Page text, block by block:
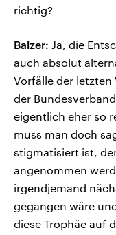
richtig?
Balzer: Ja, die
auch absolut
Vorfälle der
der
eigentlich eher so
muss man doch
stigmatisiert ist,
angenommen
irgendjemand
gegangen wäre
diese Trophäe auf